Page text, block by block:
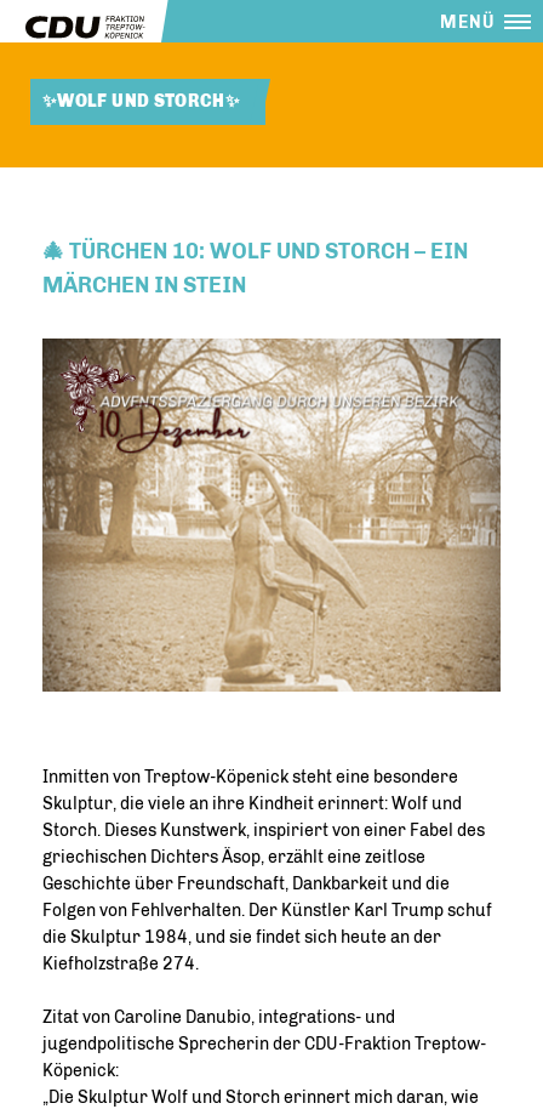
MENÜ
✨WOLF UND STORCH✨
🎄 TÜRCHEN 10: WOLF UND STORCH – EIN
MÄRCHEN IN STEIN
Inmitten von Treptow-Köpenick steht eine besondere
Skulptur, die viele an ihre Kindheit erinnert: Wolf und
Storch. Dieses Kunstwerk, inspiriert von einer Fabel des
griechischen Dichters Äsop, erzählt eine zeitlose
Geschichte über Freundschaft, Dankbarkeit und die
Folgen von Fehlverhalten. Der Künstler Karl Trump schuf
die Skulptur 1984, und sie findet sich heute an der
Kiefholzstraße 274.
Zitat von Caroline Danubio, integrations- und
jugendpolitische Sprecherin der CDU-Fraktion Treptow-
Köpenick:
Die Skulptur Wolf und Storch erinnert mich daran, wie